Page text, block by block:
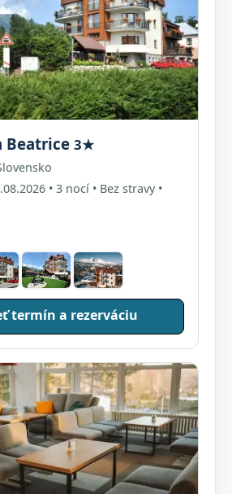
Beatrice 3★
• 3 nocí • Bez stravy •
termín a rezerváciu